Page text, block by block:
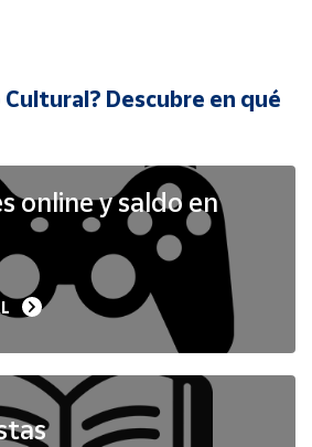
Descubre en qué
online y saldo en